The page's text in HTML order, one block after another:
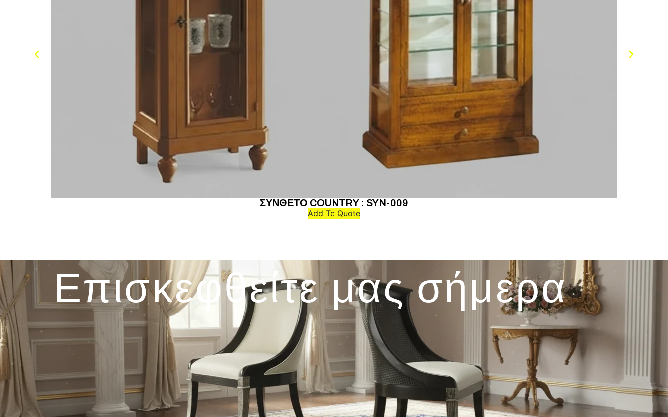
ΣΥΝΘΕΤΟ COUNTRY : SYN-009
Add To Quote
Επισκεφθείτε μας σήμερα